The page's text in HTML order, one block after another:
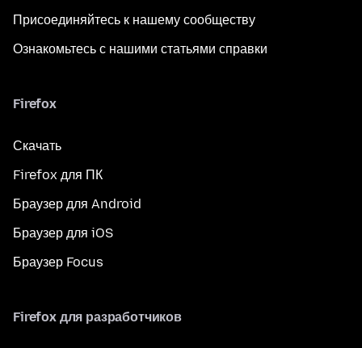
Присоединяйтесь к нашему сообществу
Ознакомьтесь с нашими статьями справки
Firefox
Скачать
Firefox для ПК
Браузер для Android
Браузер для iOS
Браузер Focus
Firefox для разработчиков